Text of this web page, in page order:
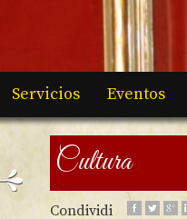
Servicios Eventos
Cultura
Condividi